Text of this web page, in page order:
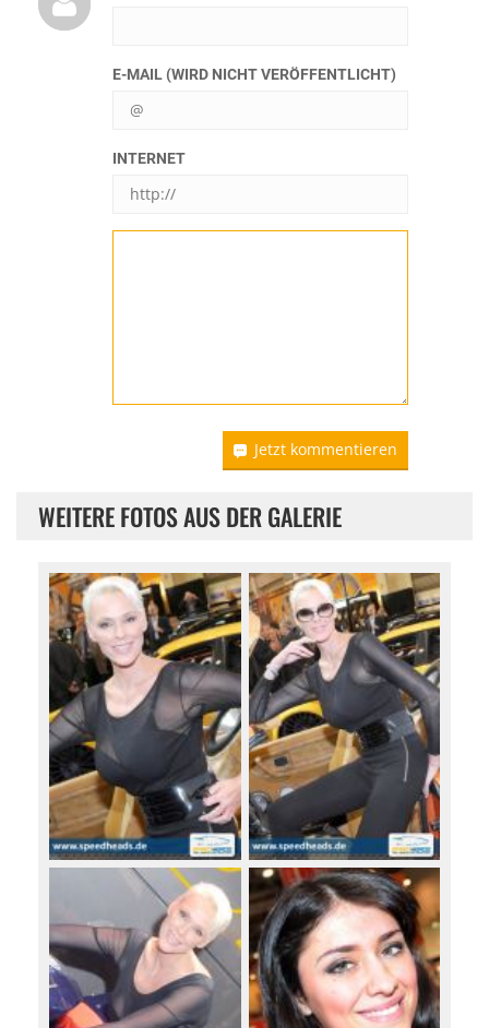
E-MAIL (WIRD NICHT VERÖFFENTLICHT)
INTERNET
Jetzt kommentieren
WEITERE FOTOS AUS DER GALERIE